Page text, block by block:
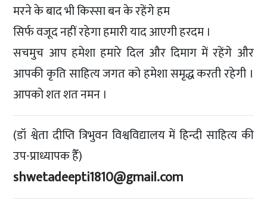
मरने के बाद भी किस्सा बन के रहेंगे हम
सिर्फ वजूद नहीं रहेगा हमारी याद आएगी हरदम ।
सचमुच आप हमेशा हमारे दिल और दिमाग में रहेंगे और
आपकी कृति साहित्य जगत को हमेशा समृद्ध करती रहेगी ।
आपको शत शत नमन ।
(डॉ श्वेता दीप्ति त्रिभुवन विश्वविद्यालय में हिन्दी साहित्य की
उप-प्राध्यापक हैँ)
shwetadeepti1810@gmail.com